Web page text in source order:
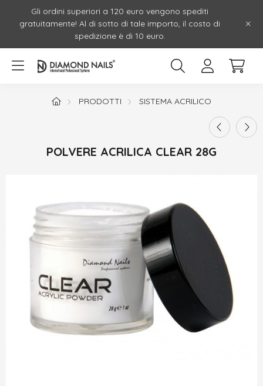
Gli ordini superiori a 120 euro vengono spediti
gratuitamente! Al di sotto di tale importo, il costo di
spedizione è di 10 euro.
PRODOTTI SISTEMA ACRILICO
POLVERE ACRILICA CLEAR 28G